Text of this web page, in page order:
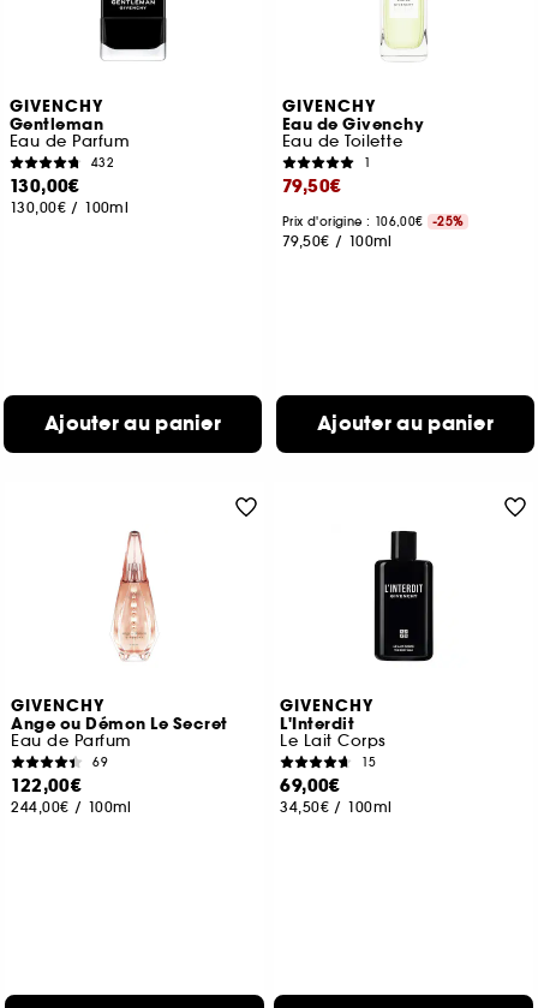
GIVENCHY
Gentleman
Eau de Parfum
432
130,00€
130,00€ / 100ml
Ajouter au panier
GIVENCHY
Eau de Givenchy
Eau de Toilette
1
79,50€
Prix d'origine : 106,00€ -25%
79,50€ / 100ml
Ajouter au panier
GIVENCHY
Ange ou Démon Le Secret
Eau de Parfum
69
122,00€
244,00€ / 100ml
GIVENCHY
L'Interdit
Le Lait Corps
15
69,00€
34,50€ / 100ml